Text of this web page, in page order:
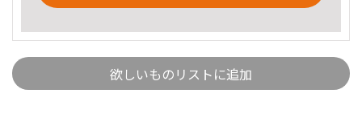
欲しいものリストに追加